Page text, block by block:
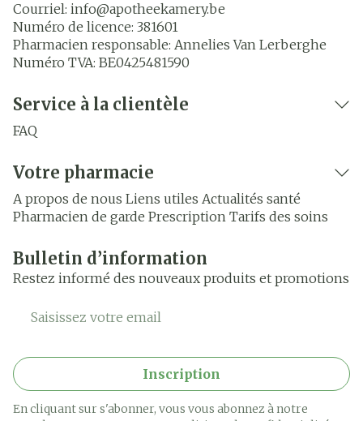
Courriel: info@apotheekamery.be
Numéro de licence: 381601
Pharmacien responsable: Annelies Van Lerberghe
Numéro TVA: BE0425481590
Service à la clientèle
FAQ
Votre pharmacie
A propos de nous Liens utiles Actualités santé
Pharmacien de garde Prescription Tarifs des soins
Bulletin d’information
Restez informé des nouveaux produits et promotions
Adresse mail
Inscription
En cliquant sur s'abonner, vous vous abonnez à notre